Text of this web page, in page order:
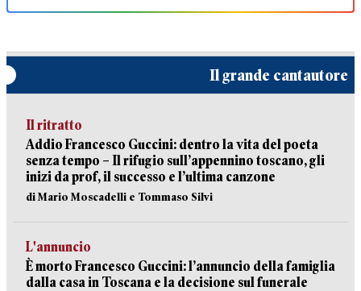
Il grande cantautore
Il ritratto
Addio Francesco Guccini: dentro la vita del poeta
senza tempo – Il rifugio sull’appennino toscano, gli
inizi da prof, il successo e l’ultima canzone
di Mario Moscadelli e Tommaso Silvi
L'annuncio
È morto Francesco Guccini: l’annuncio della famiglia
dalla casa in Toscana e la decisione sul funerale